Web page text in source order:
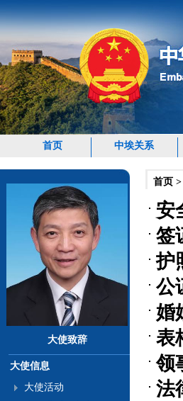
首页 中埃关系
大使致辞
大使信息
大使活动
首页 >
安
签
护
公
婚
表
领
法